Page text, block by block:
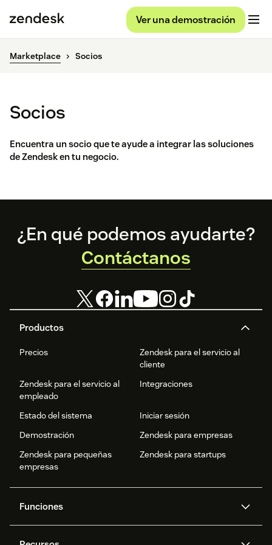
Ver una demostración
Marketplace Socios
Socios
Encuentra un socio que te ayude a integrar las soluciones
de Zendesk en tu negocio.
Footer
Productos
Precios
Zendesk para el servicio al
cliente
Zendesk para el servicio al
empleado
Integraciones
Estado del sistema
Iniciar sesión
Demostración
Zendesk para empresas
Zendesk para pequeñas
empresas
Zendesk para startups
Funciones
¿En qué podemos ayudarte?
Contáctanos